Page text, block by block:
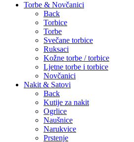
Torbe & Novčanici
Back
Torbice
Torbe
Svečane torbice
Ruksaci
Kožne torbe / torbice
Ljetne torbe i torbice
Novčanici
Nakit & Satovi
Back
Kutije za nakit
Ogrlice
Naušnice
Narukvice
Prstenje